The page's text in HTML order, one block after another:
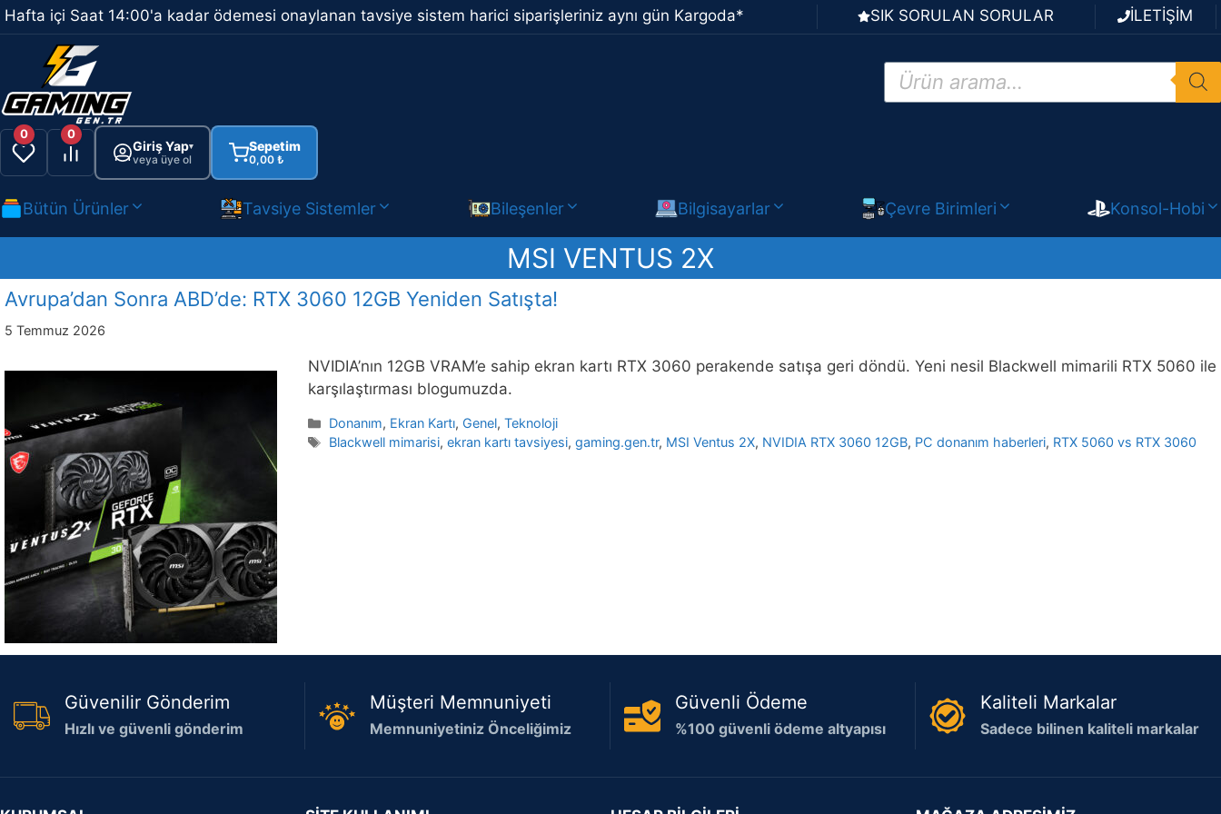
İçeriğe
atla
Hafta içi Saat 14:00'a kadar ödemesi onaylanan tavsiye sistem harici siparişleriniz aynı gün Kargoda* SIK SORULAN SORULAR İLETİŞİM
Products
search
0 0
Giriş Yap▾
veya üye ol
Sepetim
0,00 ₺
Bütün Ürünler Tavsiye Sistemler Bileşenler Bilgisayarlar Çevre Birimleri Konsol-Hobi
MSI VENTUS 2X
Avrupa’dan Sonra ABD’de: RTX 3060 12GB Yeniden Satışta!
5 Temmuz 2026
NVIDIA’nın 12GB VRAM’e sahip ekran kartı RTX 3060 perakende satışa geri döndü. Yeni nesil Blackwell mimarili RTX 5060 ile
karşılaştırması blogumuzda.
Kategoriler
Donanım, Ekran Kartı, Genel,Teknoloji
Etiketler
Blackwell mimarisi,ekran kartı tavsiyesi,gaming.gen.tr, MSI Ventus 2X, NVIDIA RTX 3060 12GB, PC donanım haberleri, RTX 5060 vs RTX 3060
Güvenilir Gönderim
Hızlı ve güvenli gönderim
Müşteri Memnuniyeti
Memnuniyetiniz Önceliğimiz
Güvenli Ödeme
%100 güvenli ödeme altyapısı
Kaliteli Markalar
Sadece bilinen kaliteli markalar